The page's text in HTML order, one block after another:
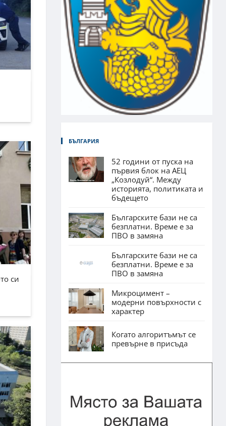
си
БЪЛГАРИЯ
52 години от пуска на
първия блок на АЕЦ
„Козлодуй“. Между
историята, политиката и
бъдещето
Българските бази не са
безплатни. Време е за
ПВО в замяна
Българските бази не са
безплатни. Време е за
ПВО в замяна
Микроцимент –
модерни повърхности с
характер
Когато алгоритъмът се
превърне в присъда